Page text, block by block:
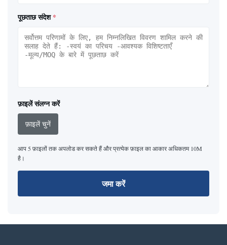
पूछताछ संदेश *
फ़ाइलें संलग्न करें
फ़ाइलें चुनें
आप 5 फ़ाइलों तक अपलोड कर सकते हैं और प्रत्येक फ़ाइल का आकार अधिकतम 10M
है।
जमा करें